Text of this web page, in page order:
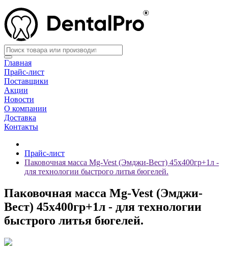
Главная
Прайс-лист
Поставщики
Акции
Новости
О компании
Доставка
Контакты
Прайс-лист
Паковочная масса Mg-Vest (Эмджи-Вест) 45х400гр+1л -
для технологии быстрого литья бюгелей.
Паковочная масса Mg-Vest (Эмджи-
Вест) 45х400гр+1л - для технологии
быстрого литья бюгелей.